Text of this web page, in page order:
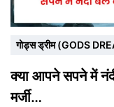
गोड्स ड्रीम (GODS
क्या आपने सपने में
मर्जी…